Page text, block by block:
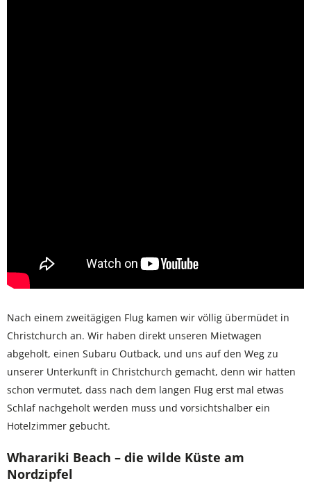
Nach einem zweitägigen Flug kamen wir völlig übermüdet in
Christchurch an. Wir haben direkt unseren Mietwagen
abgeholt, einen Subaru Outback, und uns auf den Weg zu
unserer Unterkunft in Christchurch gemacht, denn wir hatten
schon vermutet, dass nach dem langen Flug erst mal etwas
Schlaf nachgeholt werden muss und vorsichtshalber ein
Hotelzimmer gebucht.
Wharariki Beach – die wilde Küste am
Nordzipfel